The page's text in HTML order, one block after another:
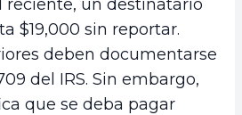
reciente, un destinatario
$19,000 sin reportar.
deben documentarse
del IRS. Sin embargo,
que se deba pagar